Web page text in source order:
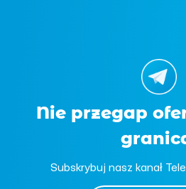
Nie przegap
Subskrybuj nasz kanał